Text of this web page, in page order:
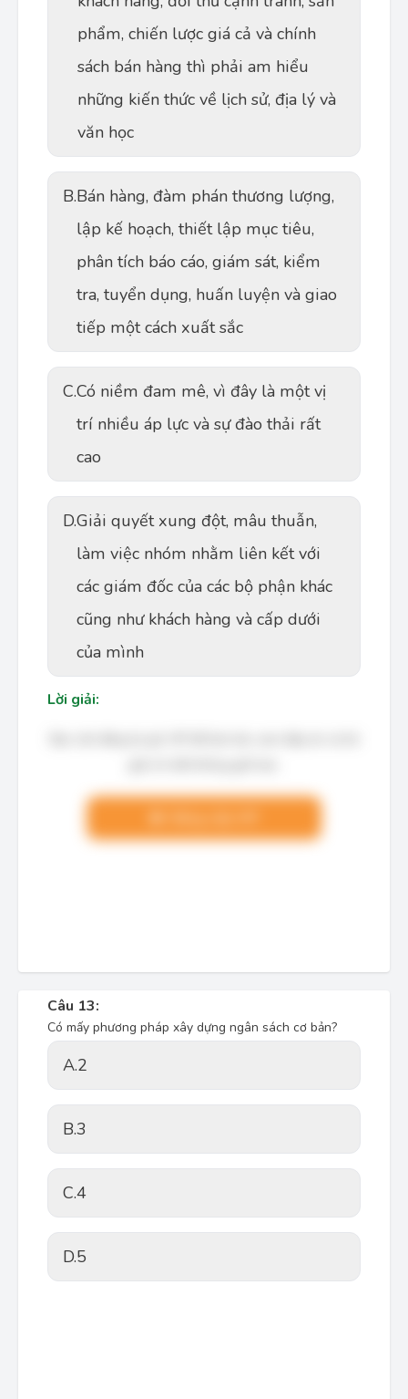
phẩm, chiến lược giá cả và chính
sách bán hàng thì phải am hiểu
những kiến thức về lịch sử, địa lý và
văn học
B.Bán hàng, đàm phán thương lượng,
lập kế hoạch, thiết lập mục tiêu,
phân tích báo cáo, giám sát, kiểm
tra, tuyển dụng, huấn luyện và giao
tiếp một cách xuất sắc
C.Có niềm đam mê, vì đây là một vị
trí nhiều áp lực và sự đào thải rất
cao
D.Giải quyết xung đột, mâu thuẫn,
làm việc nhóm nhằm liên kết với
các giám đốc của các bộ phận khác
cũng như khách hàng và cấp dưới
của mình
Lời giải:
Câu 13:
Có mấy phương pháp xây dựng ngân sách cơ bản?
A.2
B.3
C.4
D.5